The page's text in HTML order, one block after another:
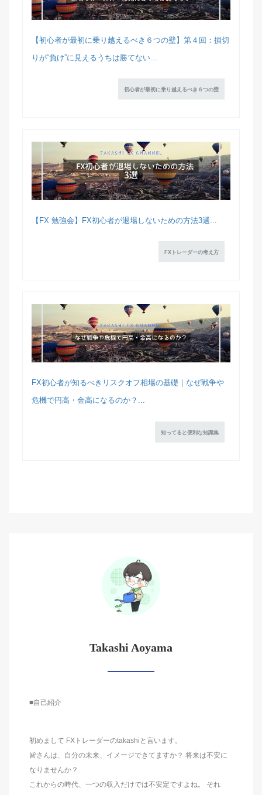
【初心者が最初に乗り越えるべき６つの壁】第４回：損切
りが“負け”に見えるうちは勝てない...
初心者が最初に乗り越えるべき６つの壁
【FX 勉強会】FX初心者が退場しないための方法3選...
FXトレーダーの考え方
FX初心者が知るべきリスクオフ相場の基礎｜なぜ戦争や
危機で円高・金高になるのか？...
知ってると便利な知識集
Takashi Aoyama
■自己紹介
初めまして FXトレーダーのtakashiと言います。
皆さんは、自分の未来、イメージできてますか？ 将来は不安に
なりませんか？
これからの時代、一つの収入だけでは不安定ですよね。 それ